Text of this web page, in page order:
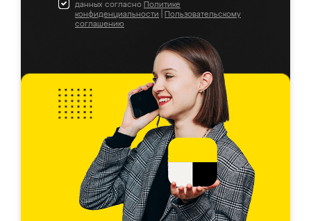
данных согласно Политике
конфиденциальности
Пользовательскому
соглашению